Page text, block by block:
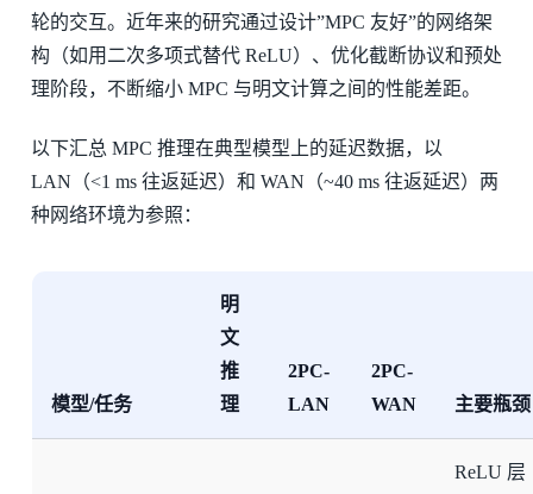
轮的交互。近年来的研究通过设计”MPC 友好”的网络架
构（如用二次多项式替代 ReLU）、优化截断协议和预处
理阶段，不断缩小 MPC 与明文计算之间的性能差距。
以下汇总 MPC 推理在典型模型上的延迟数据，以
LAN（<1 ms 往返延迟）和 WAN（~40 ms 往返延迟）两
种网络环境为参照：
模型/任务
明
文
推
理
2PC-
LAN
2PC-
WAN
主要瓶颈
ReLU 层